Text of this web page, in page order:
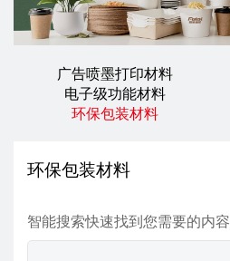
广告喷墨打印材料
电子级功能材料
环保包装材料
环保包装材料
智能搜索快速找到您需要的内容